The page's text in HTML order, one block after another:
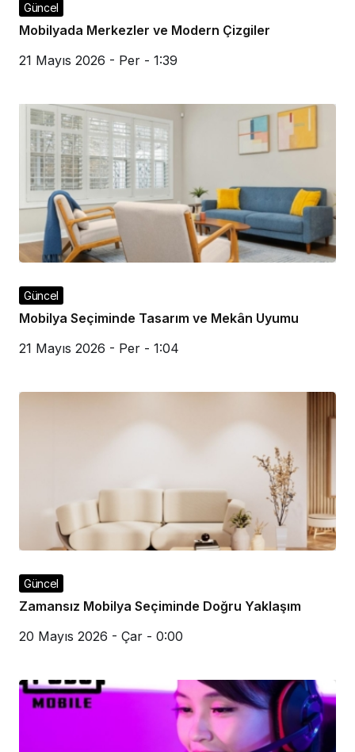
Güncel
Mobilyada Merkezler ve Modern Çizgiler
21 Mayıs 2026 - Per - 1:39
Güncel
Mobilya Seçiminde Tasarım ve Mekân Uyumu
21 Mayıs 2026 - Per - 1:04
Güncel
Zamansız Mobilya Seçiminde Doğru Yaklaşım
20 Mayıs 2026 - Çar - 0:00